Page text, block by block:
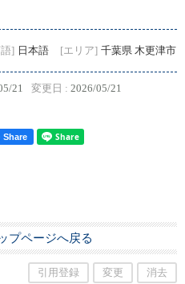
] 日本語 [エリア] 千葉県 木更津市
21 変更日 : 2026/05/21
Share
プページへ戻る
引用登録 変更 消去